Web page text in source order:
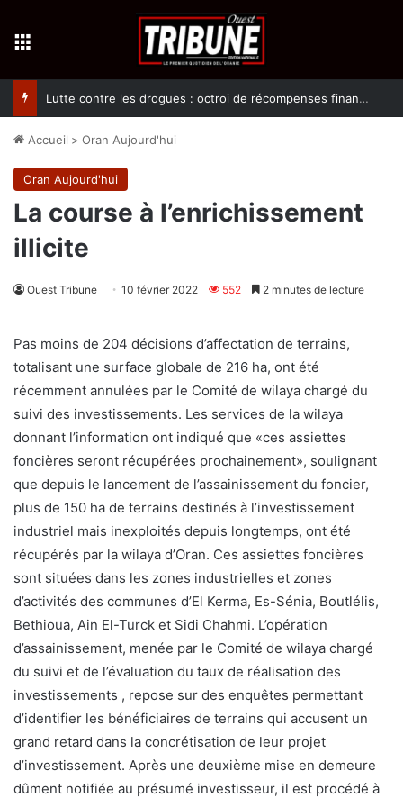
Lutte contre les drogues : octroi de récompenses financières aux dénonciateurs de trafiquants
Accueil > Oran Aujourd'hui
Oran Aujourd'hui
La course à l’enrichissement
illicite
Ouest Tribune 10 février 2022 552 2 minutes de lecture
Pas moins de 204 décisions d’affectation de terrains,
totalisant une surface globale de 216 ha, ont été
récemment annulées par le Comité de wilaya chargé du
suivi des investissements. Les services de la wilaya
donnant l’information ont indiqué que «ces assiettes
foncières seront récupérées prochainement», soulignant
que depuis le lancement de l’assainissement du foncier,
plus de 150 ha de terrains destinés à l’investissement
industriel mais inexploités depuis longtemps, ont été
récupérés par la wilaya d’Oran. Ces assiettes foncières
sont situées dans les zones industrielles et zones
d’activités des communes d’El Kerma, Es-Sénia, Boutlélis,
Bethioua, Ain El-Turck et Sidi Chahmi. L’opération
d’assainissement, menée par le Comité de wilaya chargé
du suivi et de l’évaluation du taux de réalisation des
investissements , repose sur des enquêtes permettant
d’identifier les bénéficiaires de terrains qui accusent un
grand retard dans la concrétisation de leur projet
d’investissement. Après une deuxième mise en demeure
dûment notifiée au présumé investisseur, il est procédé à